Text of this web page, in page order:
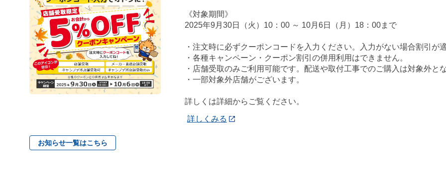
《対象期間》
2025年9月30日（火）10：00 ～ 10月6日（月）18：00まで
・注文時に必ずクーポンコードを入力ください。入力がない場合割引が
・各種キャンペーン・クーポン割引の併用利用はできません。
・店舗受取のみご利用可能です。配送や取付工事でのご購入は対象外とな
・一部対象外店舗がございます。
詳しくは詳細からご覧ください。
詳しくみる
お知らせ一覧はこちら